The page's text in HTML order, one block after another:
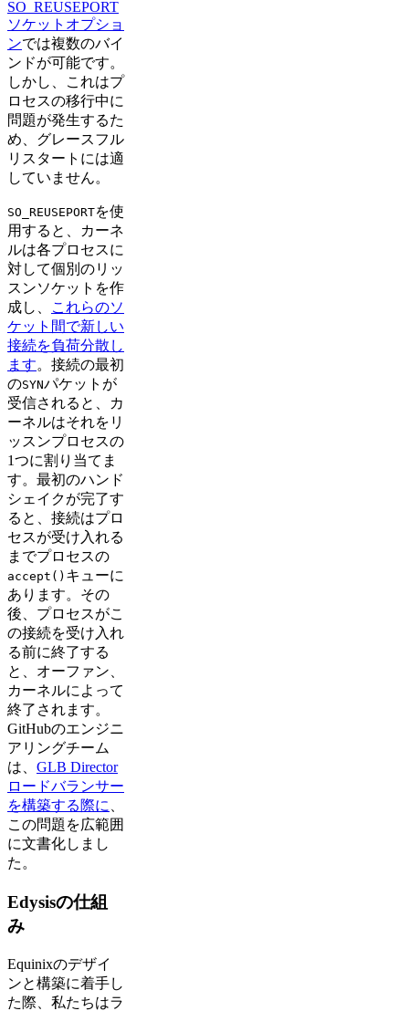
SO_REUSEPORT
ソケットオプショ
ンでは複数のバイ
ンドが可能です。
しかし、これはプ
ロセスの移行中に
問題が発生するた
め、グレースフル
リスタートには適
していません。
SO_REUSEPORTを使
用すると、カーネ
ルは各プロセスに
対して個別のリッ
スンソケットを作
成し、
これらのソ
ケット間で新しい
接続を負荷分散し
ます。接続の最初
のSYNパケットが
受信されると、カ
ーネルはそれをリ
ッスンプロセスの
1つに割り当てま
す。最初のハンド
シェイクが完了す
ると、接続はプロ
セスが受け入れる
までプロセスの
accept() キューに
あります。その
後、プロセスがこ
の接続を受け入れ
る前に終了する
と、オーファン、
カーネルによって
終了されます。
GitHubのエンジニ
アリングチーム
は、 GLB Director
ロードバランサー
を構築する際に、
この問題を広範囲
に文書化しまし
た。
Edysisの仕組
み
Equinixのデザイ
ンと構築に着手し
た際、私たちはラ